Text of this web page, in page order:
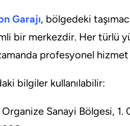
Garajı, bölgedeki
bir merkezdir. Her türlü
profesyonel
bilgiler kullanılabilir:
Sanayi Bölgesi,